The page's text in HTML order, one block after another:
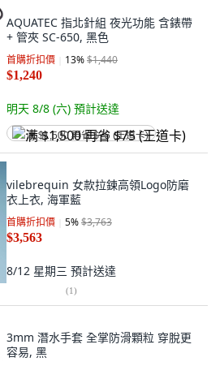
AQUATEC 指北針組 夜光功能 含錶帶
+ 管夾 SC-650, 黑色
首購折扣價 13%$1,440
$1,240
明天 8/8 (六) 預計送達
满 $1,500 再省 $75 (王道卡)
vilebrequin 女款拉鍊高領Logo防磨
衣上衣, 海軍藍
首購折扣價 5%$3,763
$3,563
8/12 星期三 預計送達
(1)
3mm 潛水手套 全掌防滑顆粒 穿脫更
容易, 黑